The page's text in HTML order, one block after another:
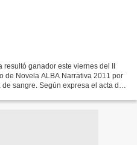
ganador este viernes del II
de Novela ALBA Narrativa 2011 por
sangre. Según expresa el acta de